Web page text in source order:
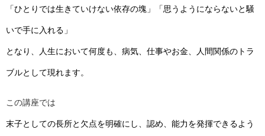
「ひとりでは生きていけない依存の塊」「思うようにならないと騒
いで手に入れる」
となり、 人生において何度も、病気、仕事やお金、人間関係のトラ
ブルとして現れます。
この講座では
末子としての長所と欠点を明確にし、認め、能力を発揮できるよう